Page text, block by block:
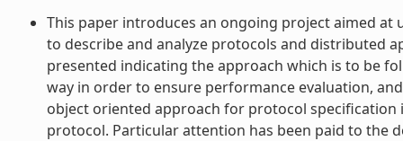
This paper introduces an ongoing project aimed
to describe and analyze protocols and distributed
presented indicating the approach which is to be
way in order to ensure performance evaluation,
object oriented approach for protocol
protocol. Particular attention has been paid to the